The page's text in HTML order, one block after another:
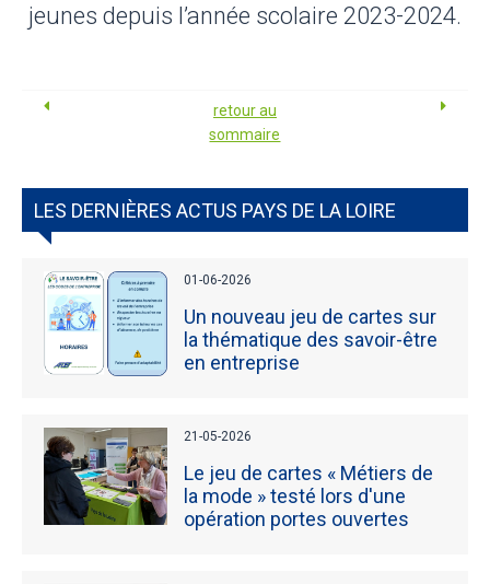
jeunes depuis l’année scolaire 2023-2024.
retour au
sommaire
LES DERNIÈRES ACTUS PAYS DE LA LOIRE
01-06-2026
Un nouveau jeu de cartes sur
la thématique des savoir-être
en entreprise
21-05-2026
Le jeu de cartes « Métiers de
la mode » testé lors d'une
opération portes ouvertes